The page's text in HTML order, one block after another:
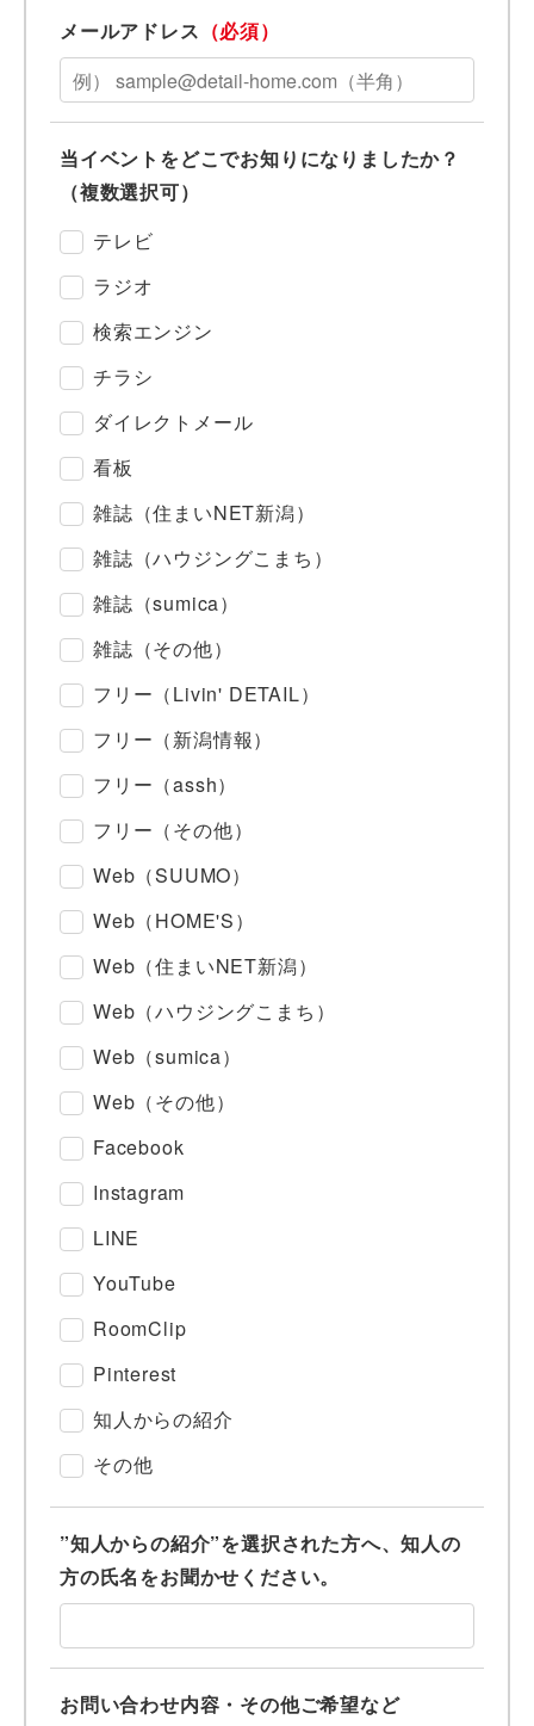
メールアドレス （必須）
当イベントをどこでお知りになりましたか？
（複数選択可）
テレビ
ラジオ
検索エンジン
チラシ
ダイレクトメール
看板
雑誌（住まいNET新潟）
雑誌（ハウジングこまち）
雑誌（sumica）
雑誌（その他）
フリー（Livin' DETAIL）
フリー（新潟情報）
フリー（assh）
フリー（その他）
Web（SUUMO）
Web（HOME'S）
Web（住まいNET新潟）
Web（ハウジングこまち）
Web（sumica）
Web（その他）
Facebook
Instagram
LINE
YouTube
RoomClip
Pinterest
知人からの紹介
その他
”知人からの紹介”を選択された方へ、知人の
方の氏名をお聞かせください。
お問い合わせ内容・その他ご希望など